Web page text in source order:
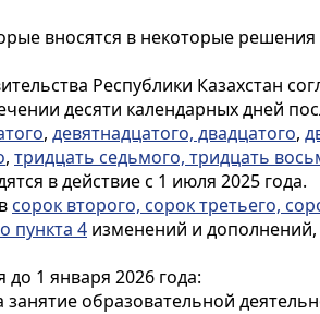
вносятся в некоторые
Республики Казахстан
десяти календарных дней
, девятнадцатого, двадцатого,
, тридцать седьмого, тридцать
в действие с 1 июля 2025 года.
сорок второго, сорок третьего,
пункта 4 изменений и
1 января 2026 года:
образовательной